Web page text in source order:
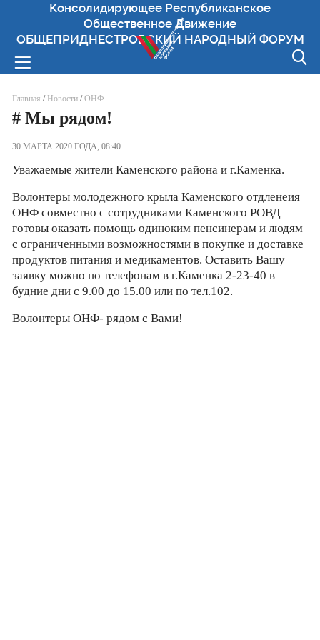
Консолидирующее Республиканское
Общественное Движение
ОБЩЕПРИДНЕСТРОВСКИЙ НАРОДНЫЙ ФОРУМ
Вы здесь
Главная / Новости/ОНФ
# Мы рядом!
30 МАРТА 2020 ГОДА, 08:40
Уважаемые жители Каменского района и г.Каменка.
Волонтеры молодежного крыла Каменского отдленеия
ОНФ совместно с сотрудниками Каменского РОВД
готовы оказать помощь одиноким пенсинерам и людям
с ограниченными возможностями в покупке и доставке
продуктов питания и медикаментов. Оставить Вашу
заявку можно по телефонам в г.Каменка 2-23-40 в
будние дни с 9.00 до 15.00 или по тел.102.
Волонтеры ОНФ- рядом с Вами!